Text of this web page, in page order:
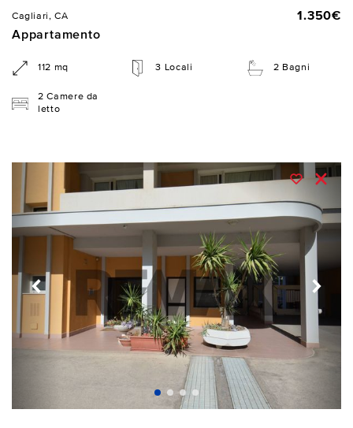
Cagliari, CA
1.350€
Appartamento
112 mq 3 Locali 2 Bagni
2 Camere da
letto